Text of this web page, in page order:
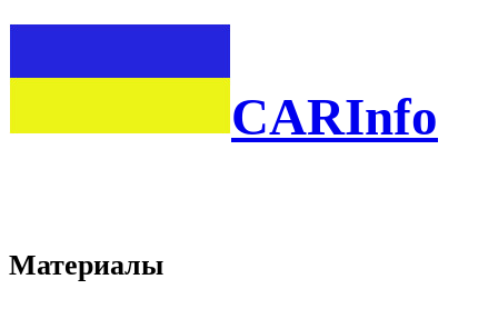
CARInfo
Материалы